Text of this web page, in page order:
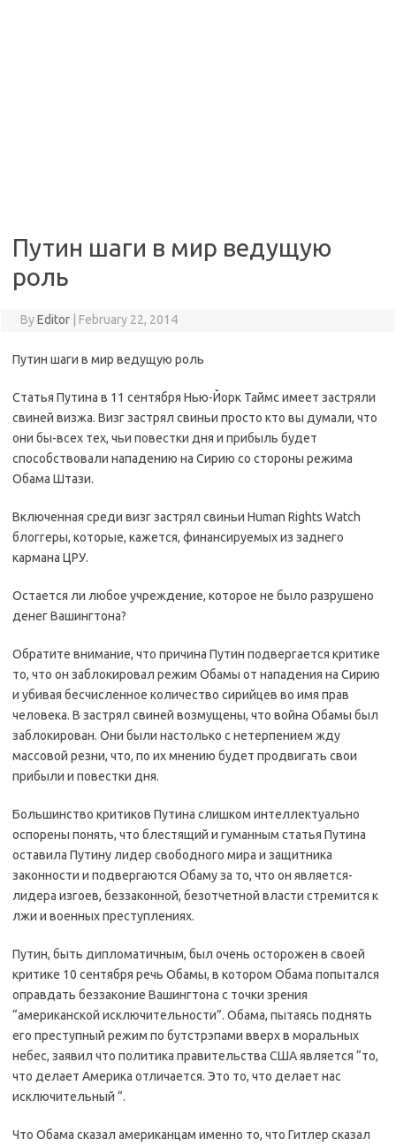
Путин шаги в мир ведущую
роль
ByEditor February 22, 2014
Путин шаги в мир ведущую роль
Статья Путина в 11 сентября Нью-Йорк Таймс имеет застряли
свиней визжа. Визг застрял свиньи просто кто вы думали, что
они бы-всех тех, чьи повестки дня и прибыль будет
способствовали нападению на Сирию со стороны режима
Обама Штази.
Включенная среди визг застрял свиньи Human Rights Watch
блоггеры, которые, кажется, финансируемых из заднего
кармана ЦРУ.
Остается ли любое учреждение, которое не было разрушено
денег Вашингтона?
Обратите внимание, что причина Путин подвергается критике
то, что он заблокировал режим Обамы от нападения на Сирию
и убивая бесчисленное количество сирийцев во имя прав
человека. В застрял свиней возмущены, что война Обамы был
заблокирован. Они были настолько с нетерпением жду
массовой резни, что, по их мнению будет продвигать свои
прибыли и повестки дня.
Большинство критиков Путина слишком интеллектуально
оспорены понять, что блестящий и гуманным статья Путина
оставила Путину лидер свободного мира и защитника
законности и подвергаются Обаму за то, что он является-
лидера изгоев, беззаконной, безотчетной власти стремится к
лжи и военных преступлениях.
Путин, быть дипломатичным, был очень осторожен в своей
критике 10 сентября речь Обамы, в котором Обама попытался
оправдать беззаконие Вашингтона с точки зрения
“американской исключительности”. Обама, пытаясь поднять
его преступный режим по бутстрэпами вверх в моральных
небес, заявил что политика правительства США является “то,
что делает Америка отличается. Это то, что делает нас
исключительный “.
Что Обама сказал американцам именно то, что Гитлер сказал